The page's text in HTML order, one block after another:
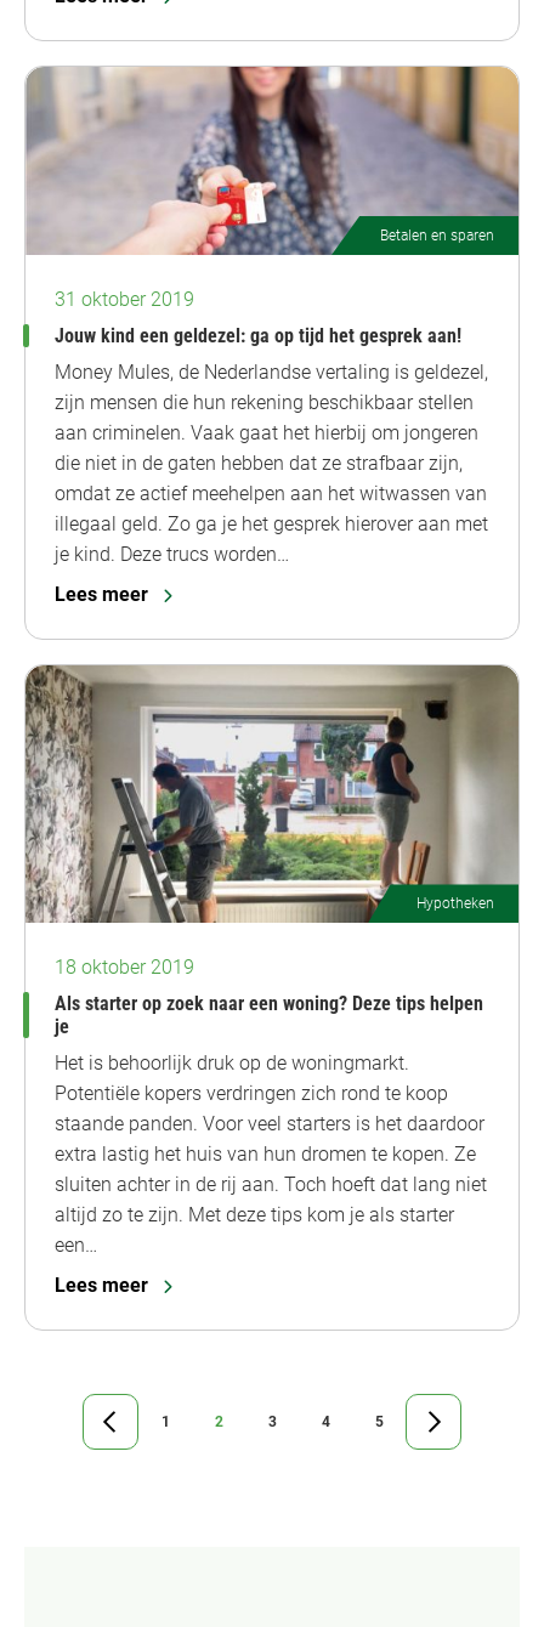
Betalen en sparen
31 oktober 2019
Jouw kind een geldezel: ga op tijd het gesprek aan!
Money Mules, de Nederlandse vertaling is geldezel,
zijn mensen die hun rekening beschikbaar stellen
aan criminelen. Vaak gaat het hierbij om jongeren
die niet in de gaten hebben dat ze strafbaar zijn,
omdat ze actief meehelpen aan het witwassen van
illegaal geld. Zo ga je het gesprek hierover aan met
je kind. Deze trucs worden…
Lees meer
Hypotheken
18 oktober 2019
Als starter op zoek naar een woning? Deze tips helpen
je
Het is behoorlijk druk op de woningmarkt.
Potentiële kopers verdringen zich rond te koop
staande panden. Voor veel starters is het daardoor
extra lastig het huis van hun dromen te kopen. Ze
sluiten achter in de rij aan. Toch hoeft dat lang niet
altijd zo te zijn. Met deze tips kom je als starter
een…
Lees meer
Ga
naar
Ga
1
Ga
2
Ga
3
Ga
4
Ga
5
Ga
naar